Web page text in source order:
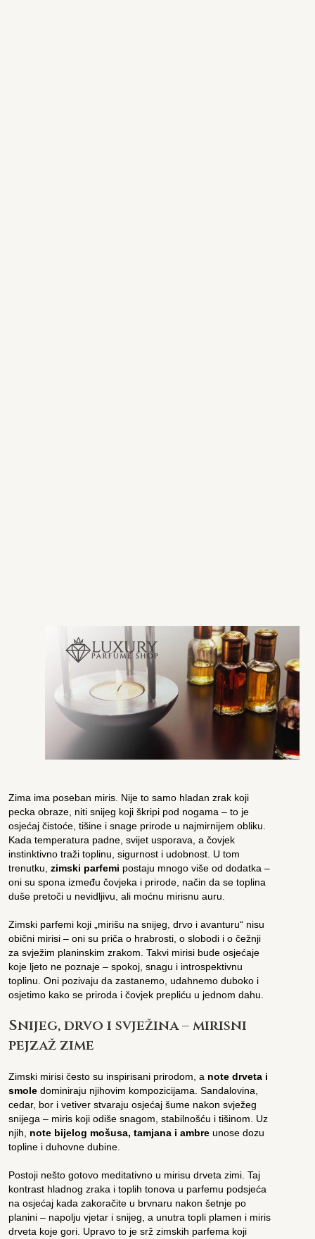
Zima ima poseban miris. Nije to samo hladan zrak koji
pecka obraze, niti snijeg koji škripi pod nogama – to je
osjećaj čistoće, tišine i snage prirode u najmirnijem obliku.
Kada temperatura padne, svijet usporava, a čovjek
instinktivno traži toplinu, sigurnost i udobnost. U tom
trenutku,zimski parfemi postaju mnogo više od dodatka –
oni su spona između čovjeka i prirode, način da se toplina
duše pretoči u nevidljivu, ali moćnu mirisnu auru.
Zimski parfemi koji „mirišu na snijeg, drvo i avanturu“ nisu
obični mirisi – oni su priča o hrabrosti, o slobodi i o čežnji
za svježim planinskim zrakom. Takvi mirisi bude osjećaje
koje ljeto ne poznaje – spokoj, snagu i introspektivnu
toplinu. Oni pozivaju da zastanemo, udahnemo duboko i
osjetimo kako se priroda i čovjek prepliću u jednom dahu.
Snijeg, drvo i svježina – mirisni
pejzaž zime
Zimski mirisi često su inspirisani prirodom, a note drveta i
smole dominiraju njihovim kompozicijama. Sandalovina,
cedar, bor i vetiver stvaraju osjećaj šume nakon svježeg
snijega – miris koji odiše snagom, stabilnošću i tišinom. Uz
njih, note bijelog mošusa, tamjana i ambre unose dozu
topline i duhovne dubine.
Postoji nešto gotovo meditativno u mirisu drveta zimi. Taj
kontrast hladnog zraka i toplih tonova u parfemu podsjeća
na osjećaj kada zakoračite u brvnaru nakon šetnje po
planini – napolju vjetar i snijeg, a unutra topli plamen i miris
drveta koje gori. Upravo to je srž zimskih parfema koji